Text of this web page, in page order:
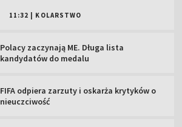
11:32 KOLARSTWO
Polacy zaczynają ME. Długa lista
kandydatów do medalu
FIFA odpiera zarzuty i oskarża krytyków o
nieuczciwość